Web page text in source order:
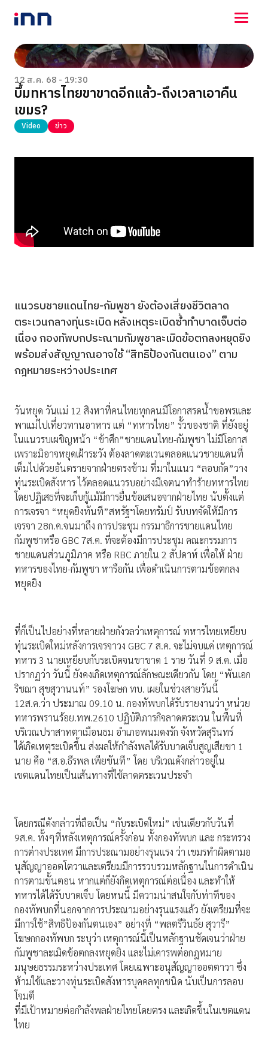
NEWS
ENTERTAINMENT
LIFESTYLE
HOROSCOPE
LOTTERY
VIDEO
12 ส.ค. 68 - 19:30
บึ้มทหารไทยขาขาดอีกแล้ว-ถึงเวลาเอาคืน
เขมร?
Video ข่าว
แนวรบชายแดนไทย-กัมพูชา ยังต้องเสี่ยงชีวิตลาด
ตระเวนกลางทุ่นระเบิด หลังเหตุระเบิดซ้ำทำบาดเจ็บต่อ
เนื่อง กองทัพบกประณามกัมพูชาละเมิดข้อตกลงหยุดยิง
พร้อมส่งสัญญาณอาจใช้ “สิทธิป้องกันตนเอง” ตาม
กฎหมายระหว่างประเทศ
วันหยุด วันแม่ 12 สิงหาที่คนไทยทุกคนมีโอกาสรดน้ำขอพรและ
พาแม่ไปเที่ยวทานอาหาร แต่ “ทหารไทย” รั้วของชาติ ที่ยังอยู่
ในแนวรบเผชิญหน้า “ข้าศึก”ชายแดนไทย-กัมพูชา ไม่มีโอกาส
เพราะมิอาจหยุดเฝ้าระวัง ต้องลาดตะเวนตลอดแนวชายแดนที่
เต็มไปด้วยอันตรายจากฝ่ายตรงข้าม ที่มาในแนว “ลอบกัด”วาง
ทุ่นระเบิดสังหาร ไว้ตลอดแนวรบอย่างมีเจตนาทำร้ายทหารไทย
โดยปฏิเสธที่จะเก็บกู้แม้มีการยื่นข้อเสนอจากฝ่ายไทย นับตั้งแต่
การเจรจา “หยุดยิงทันที”สหรัฐฯโดยทรัมป์ รับบทจัดให้มีการ
เจรจา 28ก.ค.จนมาถึง การประชุม กรรมาธิการชายแดนไทย
กัมพูชาหรือ GBC 7ส.ค. ที่จะต้องมีการประชุม คณะกรรมการ
ชายแดนส่วนภูมิภาค หรือ RBC ภายใน 2 สัปดาห์ เพื่อให้ ฝ่าย
ทหารของไทย-กัมพูชา หารือกัน เพื่อดำเนินการตามข้อตกลง
หยุดยิง
ที่ก็เป็นไปอย่างที่หลายฝ่ายกังวลว่าเหตุการณ์ ทหารไทยเหยียบ
ทุ่นระเบิดใหม่หลังการเจรจาวง GBC 7 ส.ค. จะไม่จบแค่ เหตุการณ์
ทหาร 3 นายเหยียบกับระเบิดจนขาขาด 1 ราย วันที่ 9 ส.ค. เมื่อ
ปรากฏว่า วันนี้ ยังคงเกิดเหตุการณ์ลักษณะเดียวกัน โดย “พันเอก
ริชฌา สุขสุวานนท์” รองโฆษก ทบ. เผยในช่วงสายวันนี้
12ส.ค.ว่า ประมาณ 09.10 น. กองทัพบกได้รับรายงานว่า หน่วย
ทหารพรานร้อย.ทพ.2610 ปฏิบัติภารกิจลาดตระเวน ในพื้นที่
บริเวณปราสาทตาเมือนธม อำเภอพนมดงรัก จังหวัดสุรินทร์
ได้เกิดเหตุระเบิดขึ้น ส่งผลให้กำลังพลได้รับบาดเจ็บสูญเสียขา 1
นาย คือ “ส.อ.ธีรพล เพียขันที” โดย บริเวณดังกล่าวอยู่ใน
เขตแดนไทยเป็นเส้นทางที่ใช้ลาดตระเวนประจำ
โดยกรณีดังกล่าวที่ถือเป็น “กับระเบิดใหม่” เช่นเดียวกับวันที่
9ส.ค. ทั้งๆที่หลังเหตุการณ์ครั้งก่อน ทั้งกองทัพบก และ กระทรวง
การต่างประเทศ มีการประณามอย่างรุนแรง ว่า เขมรทำผิดตามอ
นุสัญญาออตโตวาและเตรียมมีการรวบรวมหลักฐานในการดำเนิน
การตามขั้นตอน หากแต่ก็ยังกิดเหตุการณ์ต่อเนื่อง และทำให้
ทหารได้ได้รับบาดเจ็บ โดยหนนี้ มีความน่าสนใจกับท่าทีของ
กองทัพบกที่นอกจากการประณามอย่างรุนแรงแล้ว ยังเตรียมที่จะ
มีการใช้”สิทธิป้องกันตนเอง” อย่างที่ “พลตรีวินธัย สุวารี”
โฆษกกองทัพบก ระบุว่า เหตุการณ์นี้เป็นหลักฐานชัดเจนว่าฝ่าย
กัมพูชาละเมิดข้อตกลงหยุดยิง และไม่เคารพต่อกฎหมาย
มนุษยธรรมระหว่างประเทศ โดยเฉพาะอนุสัญญาออตตาวา ซึ่ง
ห้ามใช้และวางทุ่นระเบิดสังหารบุคคลทุกชนิด นับเป็นการลอบ
โจมตี
ที่มีเป้าหมายต่อกำลังพลฝ่ายไทยโดยตรง และเกิดขึ้นในเขตแดน
ไทย